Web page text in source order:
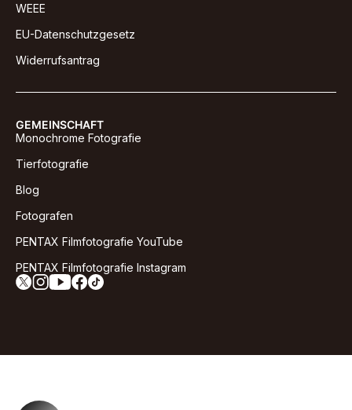
WEEE
EU-Datenschutzgesetz
Widerrufsantrag
GEMEINSCHAFT
Monochrome Fotografie
Tierfotografie
Blog
Fotografen
PENTAX Filmfotografie YouTube
PENTAX Filmfotografie Instagram